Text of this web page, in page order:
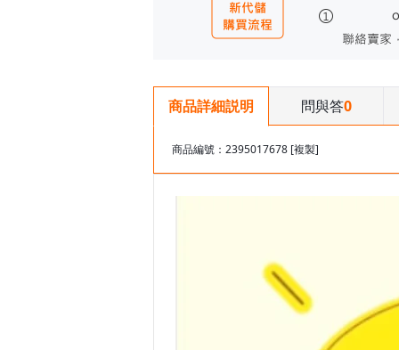
商品詳細説明 問與答0
商品編號：2395017678 [複製]